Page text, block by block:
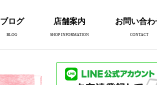
ブログ
BLOG
店舗案内
SHOP INFORMATION
お問い合わ
CONTACT